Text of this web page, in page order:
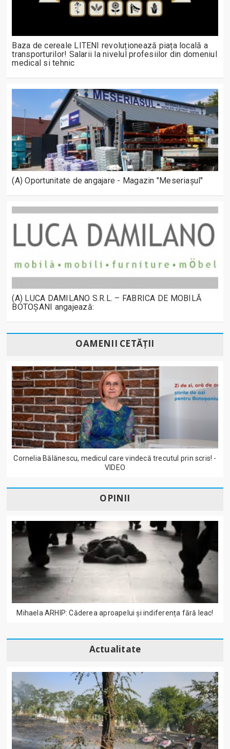
Baza de cereale LITENI revoluționează piața locală a
transporturilor! Salarii la nivelul profesiilor din domeniul
medical si tehnic
(A) Oportunitate de angajare - Magazin "Meseriașul"
(A) LUCA DAMILANO S.R.L. – FABRICA DE MOBILĂ
BOTOȘANI angajează:
OAMENII CETĂȚII
Cornelia Bălănescu, medicul care vindecă trecutul prin scris! -
VIDEO
OPINII
Mihaela ARHIP: Căderea aproapelui și indiferența fără leac!
Actualitate